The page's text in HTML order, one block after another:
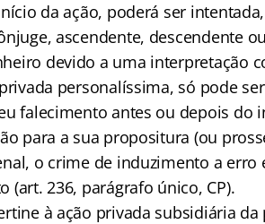
da ação, poderá ser
ascendente, descendente
devido a uma interpretação
privada personalíssima, só pode
falecimento antes ou depois do
para a sua propositura (ou
o crime de induzimento a
(art. 236, parágrafo único, CP).
à ação privada subsidiária